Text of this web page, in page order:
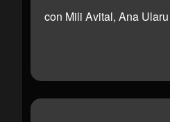
con Mili Avital, Ana Ularu